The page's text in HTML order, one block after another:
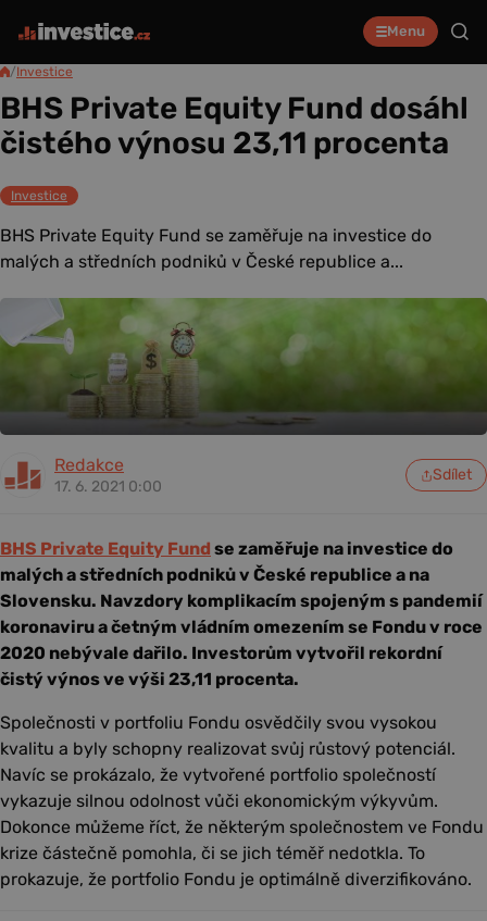
Menu
/Investice
BHS Private Equity Fund dosáhl
čistého výnosu 23,11 procenta
Investice
BHS Private Equity Fund se zaměřuje na investice do
malých a středních podniků v České republice a...
Redakce
17. 6. 2021 0:00
Sdílet
BHS Private Equity Fund se zaměřuje na investice do
malých a středních podniků v České republice a na
Slovensku. Navzdory komplikacím spojeným s pandemií
koronaviru a četným vládním omezením se Fondu v roce
2020 nebývale dařilo. Investorům vytvořil rekordní
čistý výnos ve výši 23,11 procenta.
Společnosti v portfoliu Fondu osvědčily svou vysokou
kvalitu a byly schopny realizovat svůj růstový potenciál.
Navíc se prokázalo, že vytvořené portfolio společností
vykazuje silnou odolnost vůči ekonomickým výkyvům.
Dokonce můžeme říct, že některým společnostem ve Fondu
krize částečně pomohla, či se jich téměř nedotkla. To
prokazuje, že portfolio Fondu je optimálně diverzifikováno.